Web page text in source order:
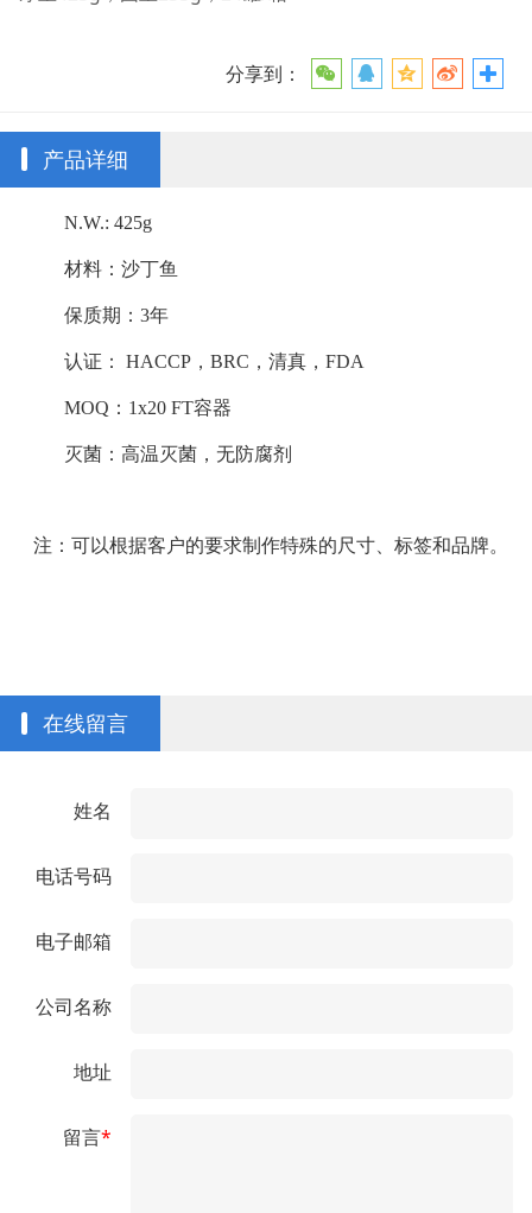
分享到：
产品详细
N.W.: 425g
材料：沙丁鱼
保质期：3年
认证： HACCP，BRC，清真，FDA
MOQ：1x20 FT容器
灭菌：高温灭菌，无防腐剂
注：可以根据客户的要求制作特殊的尺寸、标签和品牌。
在线留言
姓名
电话号码
电子邮箱
公司名称
地址
留言*